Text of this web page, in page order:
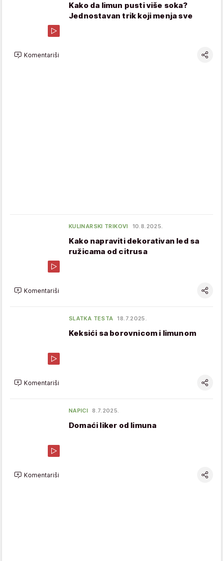
Kako da limun pusti više soka?
Jednostavan trik koji menja sve
Komentariši
KULINARSKI TRIKOVI 10.8.2025.
Kako napraviti dekorativan led sa
ružicama od citrusa
Komentariši
SLATKA TESTA 18.7.2025.
Keksići sa borovnicom i limunom
Komentariši
NAPICI 8.7.2025.
Domaći liker od limuna
Komentariši